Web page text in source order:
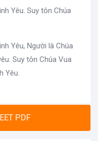
Yêu. Suy tôn Chúa
Yêu, Người là Chúa
Suy tôn Chúa Vua
Yêu.
PDF